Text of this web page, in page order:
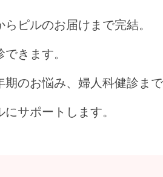
ピルのお届けまで完結。
きます。
期のお悩み、婦人科健診ま
サポートします。